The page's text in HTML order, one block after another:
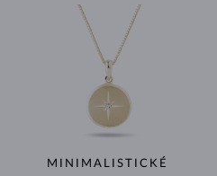
MINIMALISTICKÉ